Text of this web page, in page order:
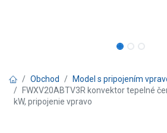
Obchod
Model s pripojením
FWXV20ABTV3R konvektor tepelné
kW, pripojenie vpravo